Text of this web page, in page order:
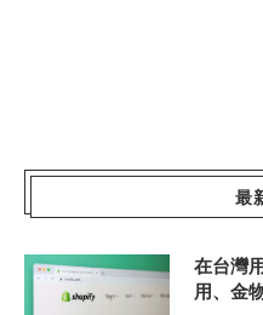
最
在台灣
用、金